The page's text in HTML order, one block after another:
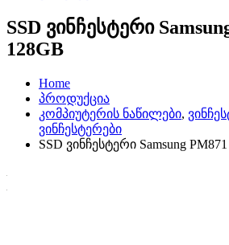
SSD ვინჩესტერი
128GB
Home
პროდუქცია
კომპიუტერის ნაწილები,
ვინჩესტერები
SSD ვინჩესტერი Samsung